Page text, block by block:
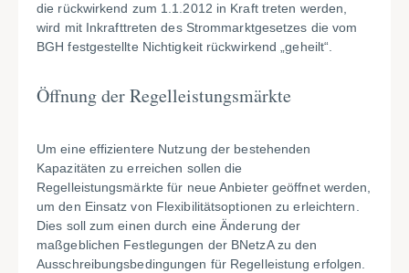
die rückwirkend zum 1.1.2012 in Kraft treten werden,
wird mit Inkrafttreten des Strommarktgesetzes die vom
BGH festgestellte Nichtigkeit rückwirkend „geheilt“.
Öffnung der Regelleistungsmärkte
Um eine effizientere Nutzung der bestehenden
Kapazitäten zu erreichen sollen die
Regelleistungsmärkte für neue Anbieter geöffnet werden,
um den Einsatz von Flexibilitätsoptionen zu erleichtern.
Dies soll zum einen durch eine Änderung der
maßgeblichen Festlegungen der BNetzA zu den
Ausschreibungsbedingungen für Regelleistung erfolgen.